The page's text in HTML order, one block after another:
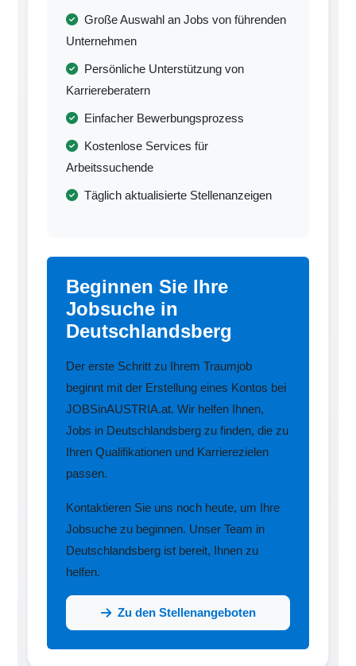
Große Auswahl an Jobs von führenden
Unternehmen
Persönliche Unterstützung von
Karriereberatern
Einfacher Bewerbungsprozess
Kostenlose Services für
Arbeitssuchende
Täglich aktualisierte Stellenanzeigen
Beginnen Sie Ihre
Jobsuche in
Deutschlandsberg
Der erste Schritt zu Ihrem Traumjob
beginnt mit der Erstellung eines Kontos bei
JOBSinAUSTRIA.at. Wir helfen Ihnen,
Jobs in Deutschlandsberg zu finden, die zu
Ihren Qualifikationen und Karrierezielen
passen.
Kontaktieren Sie uns noch heute, um Ihre
Jobsuche zu beginnen. Unser Team in
Deutschlandsberg ist bereit, Ihnen zu
helfen.
Zu den Stellenangeboten